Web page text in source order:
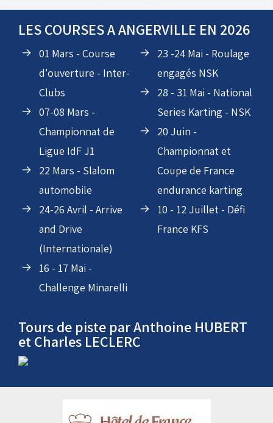
(Réservé aux licenciés d'Angerville)
Droit de piste annuel autre club : voir avec le RKO
sur le circuit
A ANGERVILLE
LES COURSES A ANGERVILLE EN 2026
01 Mars - Course
d'ouverture - Inter-
Clubs
07-08 Mars -
Championnat de
Ligue IdF J1
22 Mars - Slalom
automobile
24-26 Avril - Arrive
and Drive
(Internationale)
Challenge Minarelli
23 -24 Mai - Roulage
engagés NSK
28 - 31 Mai - National
Series Karting - NSK
20 Juin -
Championnat et
Coupe de France
endurance karting
Tours de piste par Anthoine HUBERT